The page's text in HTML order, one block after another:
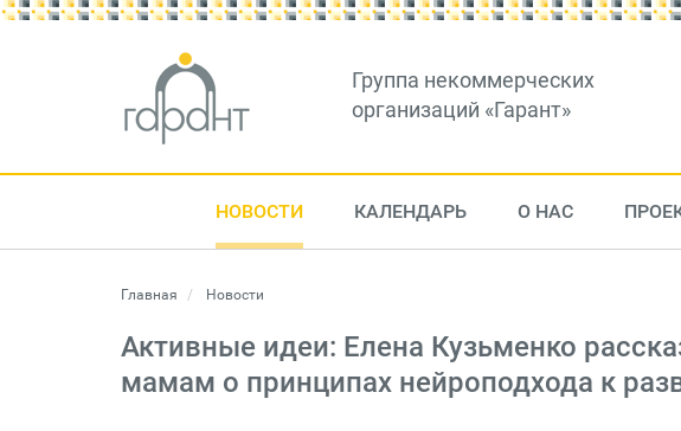
Группа некоммерческих
организаций «Гарант»
НОВОСТИ КАЛЕНДАРЬ О НАС
Главная Новости
Активные идеи: Елена Кузьменко
мамам о принципах нейроподхода к